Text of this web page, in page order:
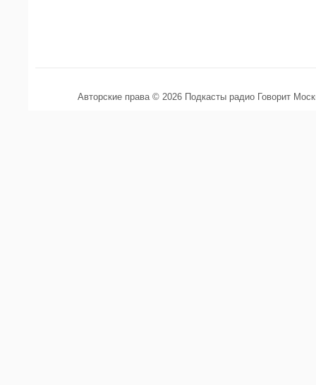
Авторские права © 2026 Подкасты радио Говорит